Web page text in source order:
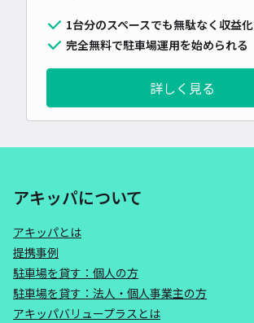
1台分のスペースでも無駄なく収益化
完全無料で駐車場運用を始められる
詳しく見る
アキッパについて
アキッパとは
提携事例
駐車場を貸す：個人の方
駐車場を貸す：法人・個人事業主の方
アキッパバリュープラスとは